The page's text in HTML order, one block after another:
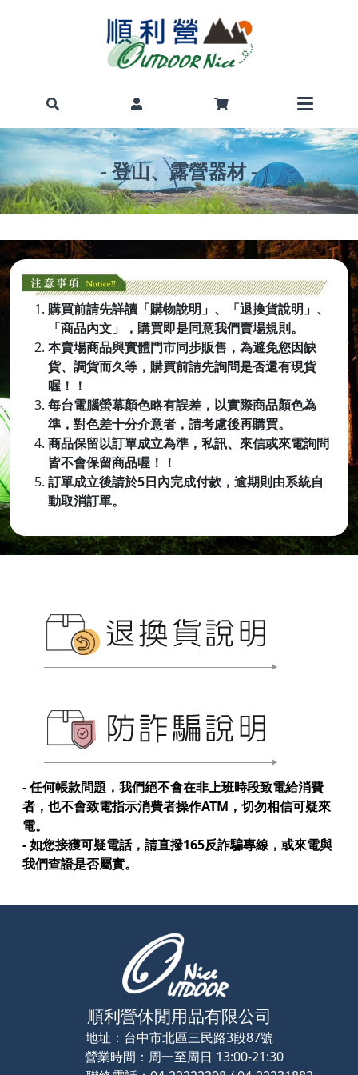
- 登山、露營器材 -
購買前請先詳讀「購物說明」、「退換貨說明」、
「商品內文」，購買即是同意我們賣場規則。
本賣場商品與實體門市同步販售，為避免您因缺
貨、調貨而久等，購買前請先詢問是否還有現貨
喔！！
每台電腦螢幕顏色略有誤差，以實際商品顏色為
準，對色差十分介意者，請考慮後再購買。
商品保留以訂單成立為準，私訊、來信或來電詢問
皆不會保留商品喔 ！！
訂單成立後請於5日內完成付款，逾期則由系統自
動取消訂單。
- 任何帳款問題，我們絕不會在非上班時段致電給消費
者，也不會致電指示消費者操作ATM，切勿相信可疑來
電。
- 如您接獲可疑電話，請直撥165反詐騙專線，或來電與
我們查證是否屬實。
順利營休閒用品有限公司
地址： 台中市北區三民路3段87號
營業時間： 周一至周日 13:00-21:30